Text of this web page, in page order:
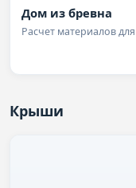
Дом из бревна
Расчет материалов
Крыши